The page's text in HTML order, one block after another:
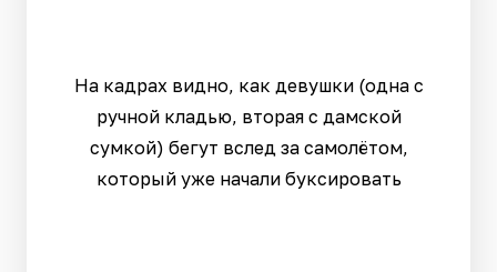
На кадрах видно, как девушки (одна с
ручной кладью, вторая с дамской
сумкой) бегут вслед за самолётом,
который уже начали буксировать